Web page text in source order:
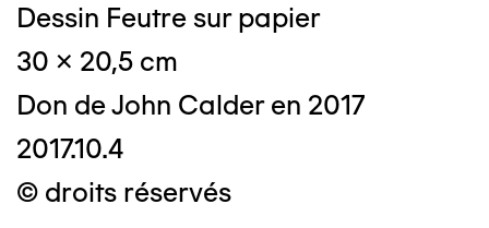
Dessin Feutre sur papier
30 x 20,5 cm
Don de John Calder en 2017
2017.10.4
© droits réservés